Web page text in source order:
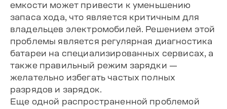
емкости может привести к уменьшению
запаса хода, что является критичным для
владельцев электромобилей. Решением этой
проблемы является регулярная диагностика
батареи на специализированных сервисах, а
также правильный режим зарядки —
желательно избегать частых полных
разрядов и зарядок.
Еще одной распространенной проблемой